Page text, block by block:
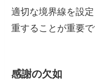
適切な境界線を設
重することが重要で
感謝の欠如